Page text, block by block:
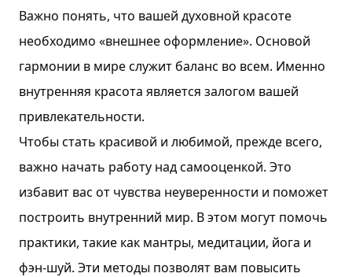
Важно понять, что вашей духовной красоте
необходимо «внешнее оформление». Основой
гармонии в мире служит баланс во всем. Именно
внутренняя красота является залогом вашей
привлекательности.
Чтобы стать красивой и любимой, прежде всего,
важно начать работу над самооценкой. Это
избавит вас от чувства неуверенности и поможет
построить внутренний мир. В этом могут помочь
практики, такие как мантры, медитации, йога и
фэн-шуй. Эти методы позволят вам повысить